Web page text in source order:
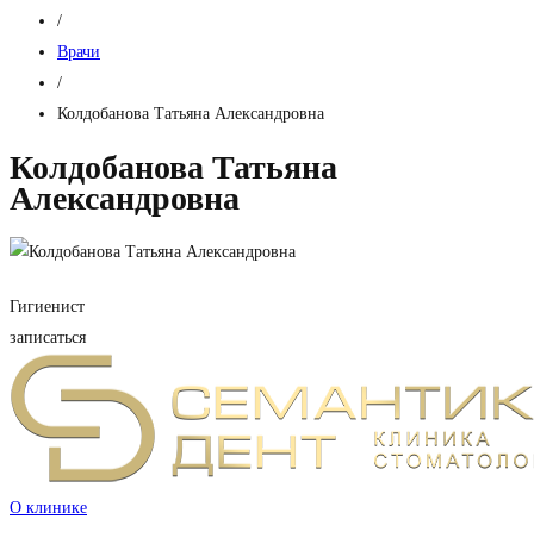
/
Врачи
/
Колдобанова Татьяна Александровна
Колдобанова Татьяна
Александровна
Гигиенист
записаться
О клинике